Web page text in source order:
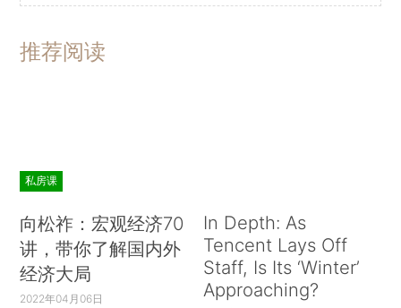
推荐阅读
私房课
向松祚：宏观经济70
讲，带你了解国内外
经济大局
2022年04月06日
In Depth: As
Tencent Lays Off
Staff, Is Its ‘Winter’
Approaching?